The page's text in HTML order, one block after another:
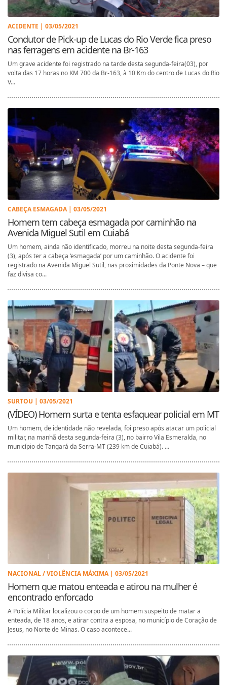
ACIDENTE | 03/05/2021
Condutor de Pick-up de Lucas do Rio Verde fica preso
nas ferragens em acidente na Br-163
Um grave acidente foi registrado na tarde desta segunda-feira(03), por
volta das 17 horas no KM 700 da Br-163, à 10 Km do centro de Lucas do Rio
V...
CABEÇA ESMAGADA | 03/05/2021
Homem tem cabeça esmagada por caminhão na
Avenida Miguel Sutil em Cuiabá
Um homem, ainda não identificado, morreu na noite desta segunda-feira
(3), após ter a cabeça ‘esmagada’ por um caminhão. O acidente foi
registrado na Avenida Miguel Sutil, nas proximidades da Ponte Nova – que
faz divisa co...
SURTOU | 03/05/2021
(VÍDEO) Homem surta e tenta esfaquear policial em MT
Um homem, de identidade não revelada, foi preso após atacar um policial
militar, na manhã desta segunda-feira (3), no bairro Vila Esmeralda, no
município de Tangará da Serra-MT (239 km de Cuiabá). ...
NACIONAL / VIOLÊNCIA MÁXIMA | 03/05/2021
Homem que matou enteada e atirou na mulher é
encontrado enforcado
A Polícia Militar localizou o corpo de um homem suspeito de matar a
enteada, de 18 anos, e atirar contra a esposa, no município de Coração de
Jesus, no Norte de Minas. O caso acontece...